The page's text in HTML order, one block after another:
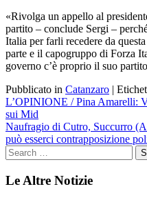
«Rivolga un appello al
partito – conclude Sergi –
Italia per farli recedere da
parte e il capogruppo di Forza
governo c’è proprio il suo
Pubblicato in Catanzaro |
Navigazione
articoli
L’OPINIONE / Pina Amarelli:
sui Mid
Naufragio di Cutro, Succurro
può esserci contrapposizione
Le Altre Notizie